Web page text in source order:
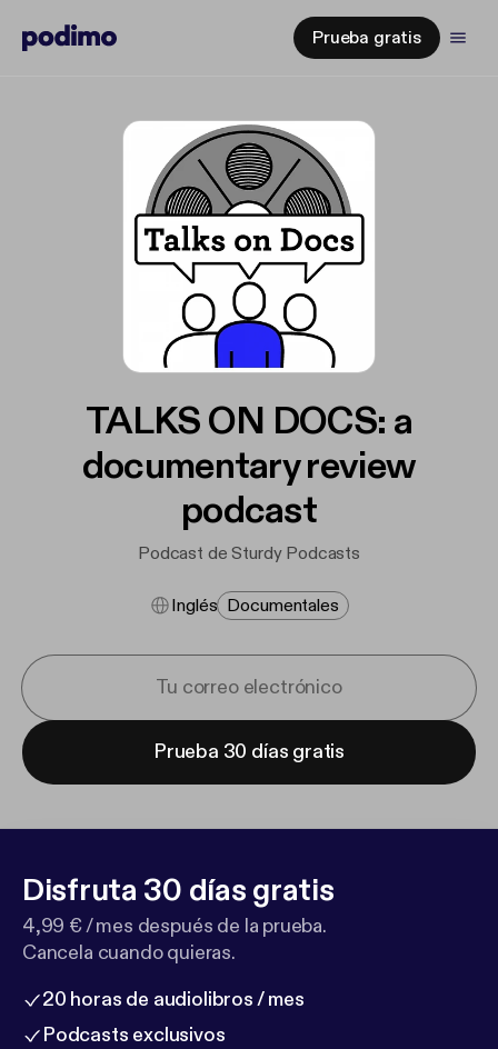
Prueba gratis
TALKS ON DOCS: a
documentary review
podcast
Podcast de Sturdy Podcasts
Inglés Documentales
Prueba 30 días gratis
Disfruta 30 días gratis
4,99 € / mes después de la prueba.
Cancela cuando quieras.
20 horas de audiolibros / mes
Podcasts exclusivos